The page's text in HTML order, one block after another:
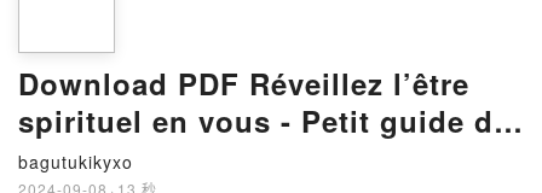
Download PDF Réveillez l’être
spirituel en vous - Petit guide de
spiritualité à l'usage de tous
bagutukikyxo
2024-09-08 · 13 秒